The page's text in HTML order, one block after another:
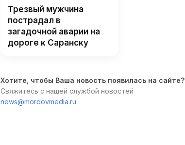
Трезвый мужчина
пострадал в
загадочной аварии на
дороге к Саранску
Хотите, чтобы Ваша новость появилась на сайте?
Свяжитесь с нашей службой новостей
news@mordovmedia.ru